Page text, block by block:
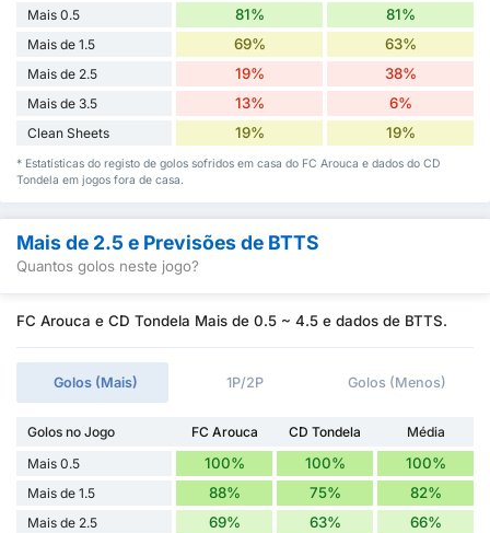
Mais 0.5
81% 81%
Mais de 1.5 69% 63%
Mais de 2.5 19% 38%
Mais de 3.5 13% 6%
Clean Sheets 19% 19%
* Estatísticas do registo de golos sofridos em casa do FC Arouca e dados do CD
Tondela em jogos fora de casa.
Mais de 2.5 e Previsões de BTTS
Quantos golos neste jogo?
FC Arouca e CD Tondela Mais de 0.5 ~ 4.5 e dados de BTTS.
Golos (Mais) 1P/2P Golos (Menos)
Golos no Jogo FC Arouca CD Tondela
Média
Mais 0.5
100% 100% 100%
Mais de 1.5 88% 75% 82%
Mais de 2.5 69% 63% 66%